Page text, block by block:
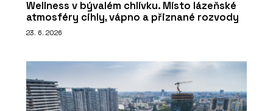
Wellness v bývalém chlívku. Místo lázeňské
atmosféry cihly, vápno a přiznané rozvody
23. 6. 2026